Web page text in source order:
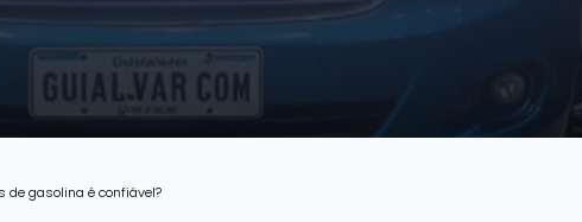
de gasolina é confiável?